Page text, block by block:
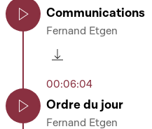
Communications
Fernand Etgen
00:06:04
Ordre du jour
Fernand Etgen